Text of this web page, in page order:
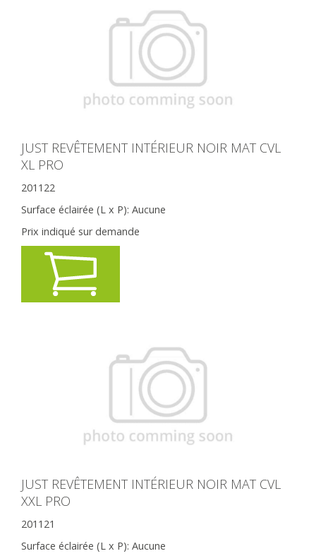
JUST REVÊTEMENT INTÉRIEUR NOIR MAT CVL
XL PRO
201122
Surface éclairée (L x P): Aucune
Prix indiqué sur demande
JUST REVÊTEMENT INTÉRIEUR NOIR MAT CVL
XXL PRO
201121
Surface éclairée (L x P): Aucune